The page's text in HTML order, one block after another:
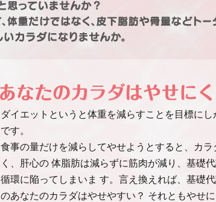
ダイエットというと体重を減らすことを目標に
です。
食事の量だけを減らしてやせようとすると、カ
く、肝心の 体脂肪は減らずに筋肉が減り、基礎
循環に陥ってしまいま す。言え換えれば、基礎
のあなたのカラダはやせやすい？ それともやせ